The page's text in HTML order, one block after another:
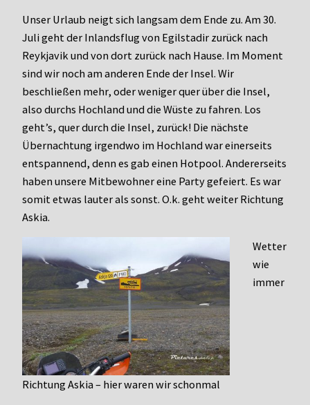
Unser Urlaub neigt sich langsam dem Ende zu. Am 30.
Juli geht der Inlandsflug von Egilstadir zurück nach
Reykjavik und von dort zurück nach Hause. Im Moment
sind wir noch am anderen Ende der Insel. Wir
beschließen mehr, oder weniger quer über die Insel,
also durchs Hochland und die Wüste zu fahren. Los
geht’s, quer durch die Insel, zurück! Die nächste
Übernachtung irgendwo im Hochland war einerseits
entspannend, denn es gab einen Hotpool. Andererseits
haben unsere Mitbewohner eine Party gefeiert. Es war
somit etwas lauter als sonst. O.k. geht weiter Richtung
Askia.
Richtung Askia – hier waren wir schonmal
Wetter
wie
immer